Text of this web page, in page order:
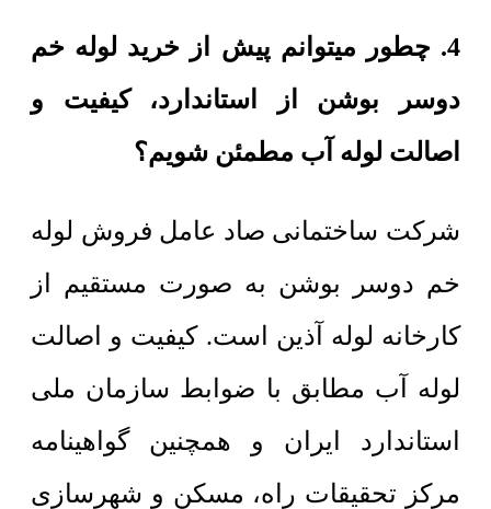
4. چطور میتوانم پیش از خرید لوله خم
دوسر بوشن از استاندارد، کیفیت و
اصالت لوله آب مطمئن شویم؟
شرکت ساختمانی صاد عامل فروش لوله
خم دوسر بوشن به صورت مستقیم از
کارخانه لوله آذین است. کیفیت و اصالت
لوله آب مطابق با ضوابط سازمان ملی
استاندارد ایران و همچنین گواهینامه
مرکز تحقیقات راه، مسکن و شهرسازی